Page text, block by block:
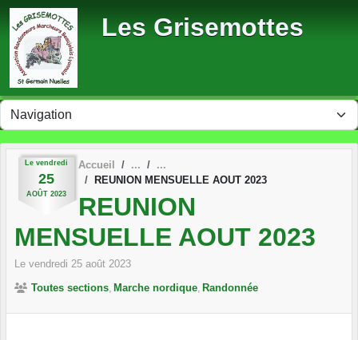
Les Grisemottes
Le vendredi
25
AOÛT 2023
Accueil
REUNION MENSUELLE AOUT 2023
REUNION
MENSUELLE AOUT 2023
Le vendredi 25 août 2023
Toutes sections Marche nordique Randonnée
Panneau de gestion des cookies